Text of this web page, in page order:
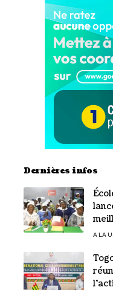
Dernières infos
A LA